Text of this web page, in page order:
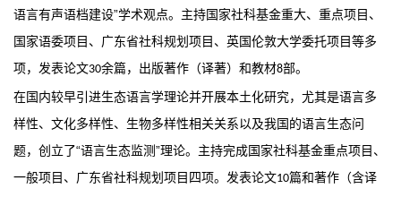
语言有声语档建设”学术观点。主持国家社科基金重大、重点项目、
国家语委项目、广东省社科规划项目、英国伦敦大学委托项目等多
项，发表论文30余篇，出版著作（译著）和教材8部。
在国内较早引进生态语言学理论并开展本土化研究，尤其是语言多
样性、文化多样性、生物多样性相关关系以及我国的语言生态问
题，创立了“语言生态监测”理论。主持完成国家社科基金重点项目、
一般项目、广东省社科规划项目四项。发表论文10篇和著作（含译